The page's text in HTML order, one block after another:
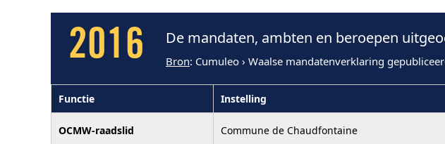
2016 De mandaten, ambten en beroepen
Bron: Cumuleo › Waalse mandatenverklaring
Functie Instelling
OCMW-raadslid Commune de Chaudfontaine